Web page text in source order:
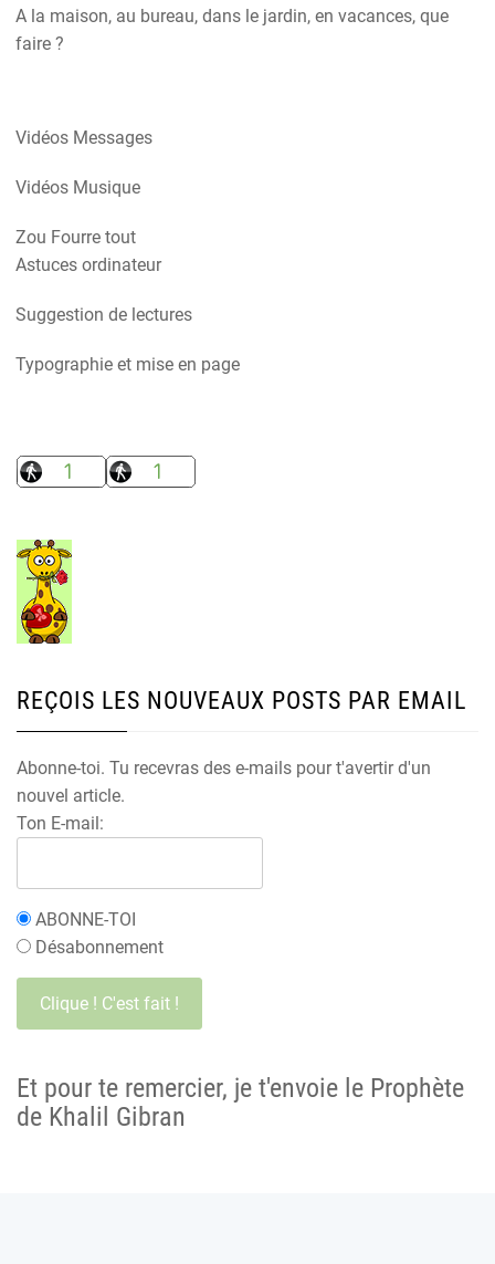
A la maison, au bureau, dans le jardin, en vacances, que
faire ?
Vidéos Messages
Vidéos Musique
Zou Fourre tout
Astuces ordinateur
Suggestion de lectures
Typographie et mise en page
REÇOIS LES NOUVEAUX POSTS PAR EMAIL
Abonne-toi. Tu recevras des e-mails pour t'avertir d'un
nouvel article.
Ton E-mail:
ABONNE-TOI
Désabonnement
Et pour te remercier, je t'envoie le Prophète
de Khalil Gibran